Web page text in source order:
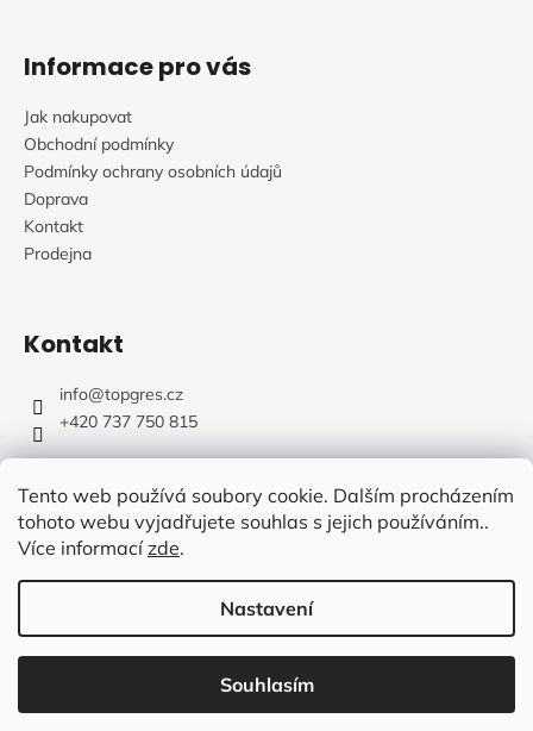
Tento web používá soubory cookie. Dalším procházením
tohoto webu vyjadřujete souhlas s jejich používáním..
Více informacízde.
Nastavení
Souhlasím
Informace pro vás
Jak nakupovat
Obchodní podmínky
Podmínky ochrany osobních údajů
Doprava
Kontakt
Prodejna
Kontakt
info@topgres.cz
+420 737 750 815
TOPGRES.CZ. Všechna práva vyhrazena.